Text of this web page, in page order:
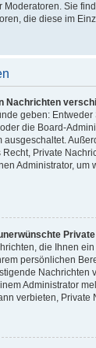
Moderatoren. Sie
die diese im
Nachrichten
geben:
die Board-
ausgeschaltet.
Private
Administrator, um
die Ihnen
persönlichen
Nachrichten
Administrator
verbieten, Private